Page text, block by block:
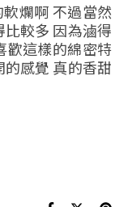
較多 因為滷得
歡這樣的綿密特
感覺 真的香甜